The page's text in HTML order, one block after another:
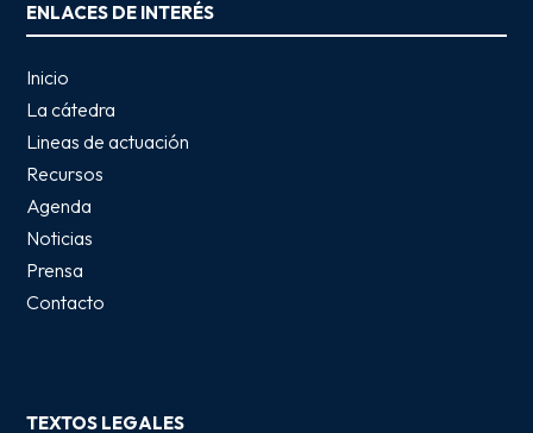
ENLACES DE INTERÉS
Inicio
La cátedra
Lineas de actuación
Recursos
Agenda
Noticias
Prensa
Contacto
TEXTOS LEGALES